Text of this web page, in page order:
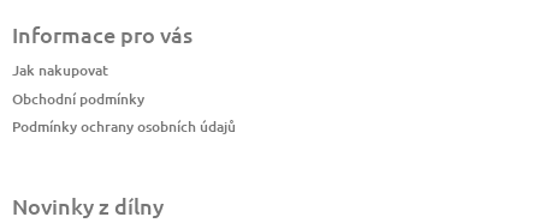
Informace pro vás
Jak nakupovat
Obchodní podmínky
Podmínky ochrany osobních údajů
Novinky z dílny